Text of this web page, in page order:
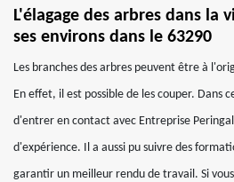
L'élagage des arbres dans la
ses environs dans le 63290
Les branches des arbres peuvent être à
En effet, il est possible de les couper. Dans
d'entrer en contact avec Entreprise
d'expérience. Il a aussi pu suivre des
garantir un meilleur rendu de travail. Si